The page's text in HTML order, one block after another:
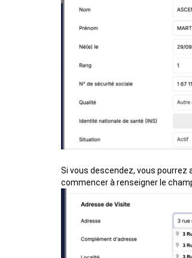
Si vous descendez, vous pourrez
commencer à renseigner le